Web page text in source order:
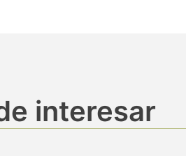
interesar